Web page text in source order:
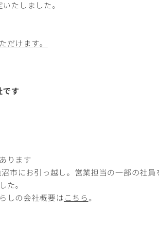
たしました。
だけます。
です
ります
市にお引っ越し。営業担当の一部の社員
た。
しの会社概要は こちら。